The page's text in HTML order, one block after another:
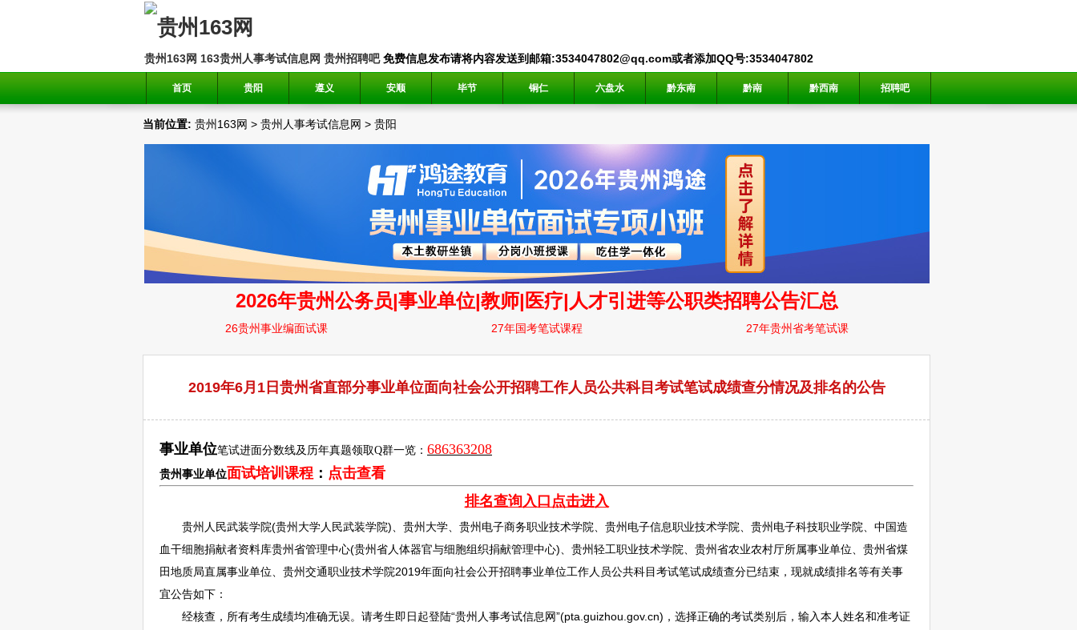
贵州163网 163贵州人事考试信息网 贵州招聘吧免费信息发布请将内容发送到邮箱:3534047802@qq.com或者添加QQ号:3534047802
首页 贵阳 遵义 安顺 毕节 铜仁 六盘水 黔东南 黔南 黔西南 招聘吧
当前位置: 贵州163网 > 贵州人事考试信息网 > 贵阳
2019年6月1日贵州省直部分事业单位面向社会公开招聘工作人员公共科目考试笔试成绩查分情况及排名的公告
事业单位笔试进面分数线及历年真题领取Q群一览： 686363208
贵州事业单位面试培训课程 ： 点击查看
排名查询入口点击进入
贵州人民武装学院(贵州大学人民武装学院)、贵州大学、贵州电子商务职业技术学院、贵州电子信息职业技术学院、贵州电子科技职业学院、中国造
血干细胞捐献者资料库贵州省管理中心(贵州省人体器官与细胞组织捐献管理中心)、贵州轻工职业技术学院、贵州省农业农村厅所属事业单位 、贵州省煤
田地质局直属事业单位 、贵州交通职业技术学院2019年面向社会公开招聘事业单位工作人员公共科目考试笔试成绩查分已结束，现就成绩排名等有关事
宜公告如下：
经核查，所有考生成绩均准确无误。请考生即日起登陆“贵州人事考试信息网”(pta.guizhou.gov.cn)，选择正确的考试类别后，输入本人姓名和准考证